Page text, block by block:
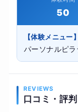
50
【体験メニュー】
パーソナルピ
REVIEWS
口コミ・評判